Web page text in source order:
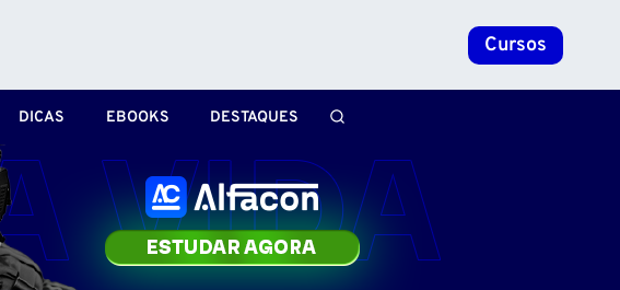
Cursos
DICAS EBOOKS DESTAQUES